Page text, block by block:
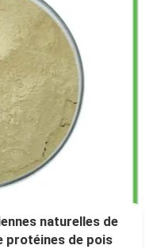
naturelles de
protéines de pois